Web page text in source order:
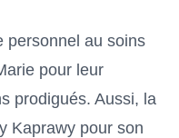
personnel au soins
pour leur
prodigués. Aussi, la
Kaprawy pour son